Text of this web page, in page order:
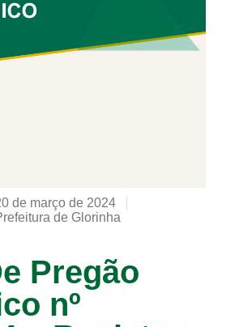
de março de 2024
de Glorinha
Pregão
nº